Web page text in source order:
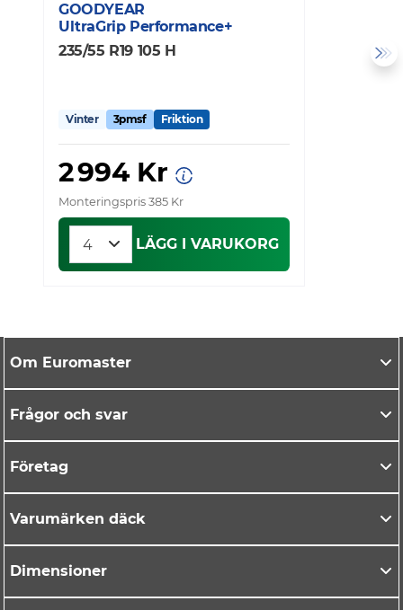
GOODYEAR
UltraGrip Performance+
235/55 R19 105 H
Vinter 3pmsf Friktion
2 994 Kr
Monteringspris 385 Kr
LÄGG I VARUKORG
Om Euromaster
Frågor och svar
Företag
Varumärken däck
Dimensioner